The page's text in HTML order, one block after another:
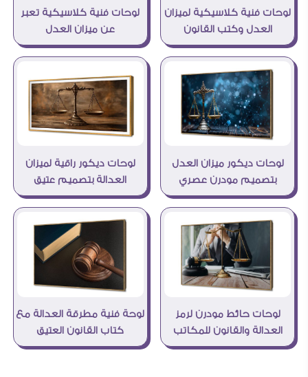
لوحات فنية كلاسيكية لميزان
العدل وكتب القانون
لوحات فنية كلاسيكية تعبر
عن ميزان العدل
لوحات ديكور ميزان العدل
بتصميم مودرن عصري
لوحات ديكور راقية لميزان
العدالة بتصميم عتيق
لوحات حائط مودرن لرمز
العدالة والقانون للمكاتب
لوحة فنية مطرقة العدالة مع
كتاب القانون العتيق